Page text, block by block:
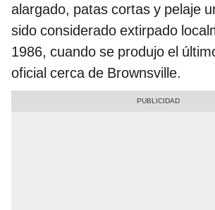
alargado, patas cortas y pelaje
sido considerado extirpado
1986, cuando se produjo el
oficial cerca de Brownsville.